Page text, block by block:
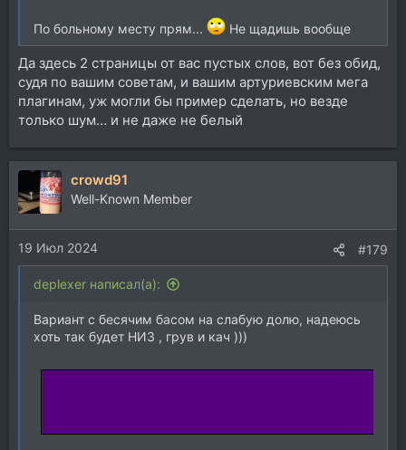
По больному месту прям... Не щадишь вообще
Да здесь 2 страницы от вас пустых слов, вот без обид,
судя по вашим советам, и вашим артуриевским мега
плагинам, уж могли бы пример сделать, но везде
только шум… и не даже не белый
crowd91
Well-Known Member
19 Июл 2024 #179
deplexer написал(а):
Вариант с бесячим басом на слабую долю, надеюсь
хоть так будет НИЗ , грув и кач )))